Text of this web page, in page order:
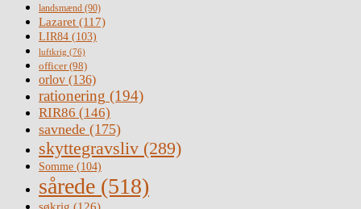
landsmænd (90)
Lazaret (117)
LIR84 (103)
luftkrig (76)
officer(98)
orlov (136)
rationering (194)
RIR86 (146)
savnede (175)
skyttegravsliv (289)
Somme (104)
sårede (518)
søkrig (126)